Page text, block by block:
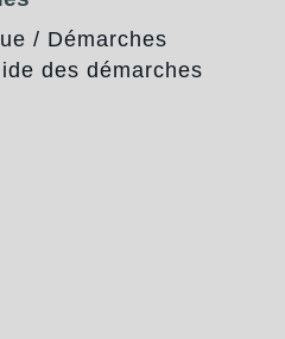
/ Démarches
des démarches